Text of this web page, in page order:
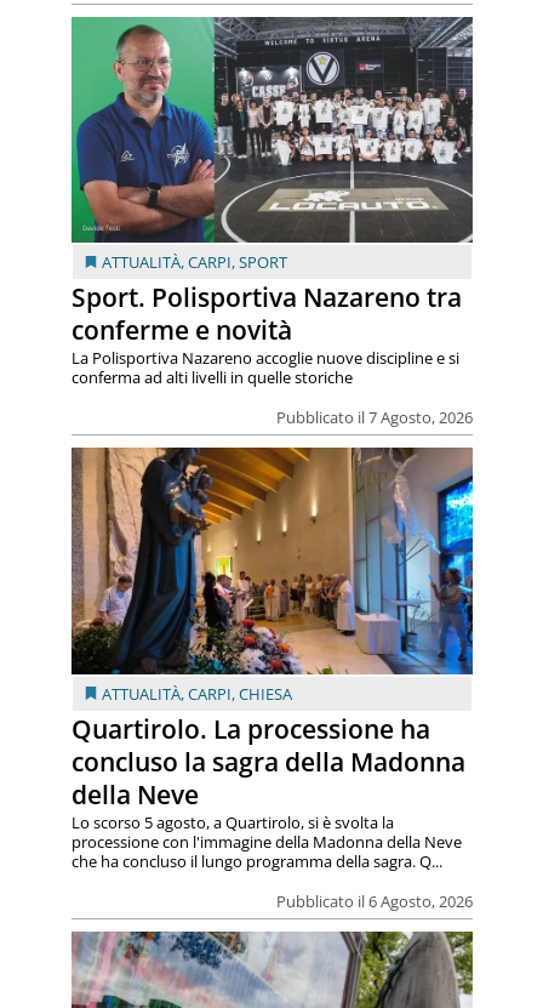
ATTUALITÀ,CARPI,SPORT
Sport. Polisportiva Nazareno tra
conferme e novità
Pubblicato il 7 Agosto, 2026
La Polisportiva Nazareno accoglie nuove discipline e si
conferma ad alti livelli in quelle storiche
ATTUALITÀ,CARPI,CHIESA
Quartirolo. La processione ha
concluso la sagra della Madonna
della Neve
Pubblicato il 6 Agosto, 2026
Lo scorso 5 agosto, a Quartirolo, si è svolta la
processione con l'immagine della Madonna della Neve
che ha concluso il lungo programma della sagra. Q...